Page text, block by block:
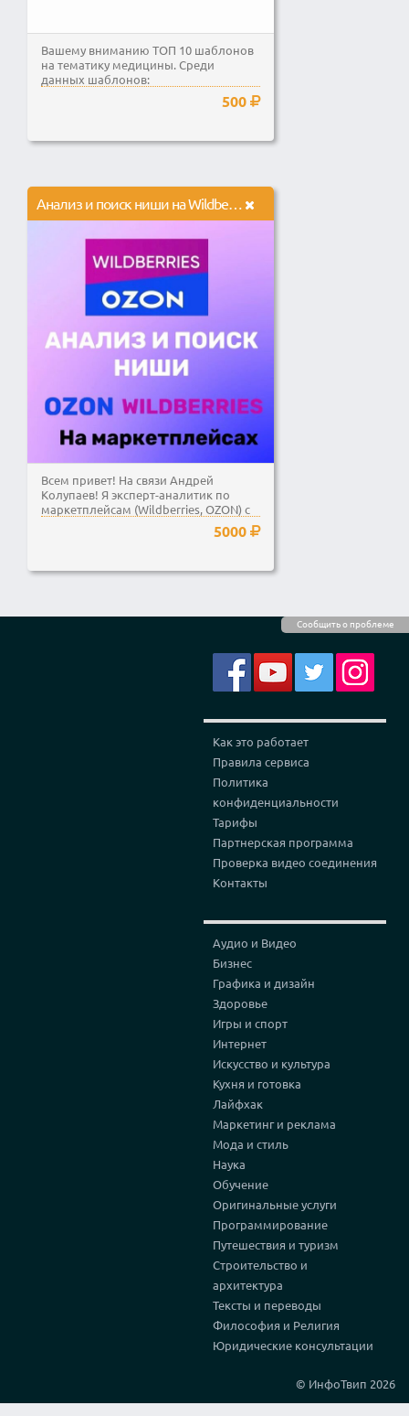
Сообщить о проблеме
Вашему вниманию ТОП 10 шаблонов
на тематику медицины. Среди
данных шаблонов:
500
Анализ и поиск ниши на Wildberries и Ozon
Всем привет! На связи Андрей
Колупаев! Я эксперт-аналитик по
маркетплейсам (Wildberries, OZON) с
5000
Как это работает
Правила сервиса
Политика
конфиденциальности
Тарифы
Партнерская программа
Проверка видео соединения
Контакты
Аудио и Видео
Бизнес
Графика и дизайн
Здоровье
Игры и спорт
Интернет
Искусство и культура
Кухня и готовка
Лайфхак
Маркетинг и реклама
Мода и стиль
Наука
Обучение
Оригинальные услуги
Программирование
Путешествия и туризм
Строительство и
архитектура
Тексты и переводы
Философия и Религия
Юридические консультации
© ИнфоТвип 2026